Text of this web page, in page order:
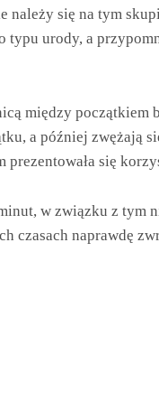
należy się na tym
typu urody, a
między początkiem
a później zwężają
prezentowała się
w związku z tym
czasach naprawdę